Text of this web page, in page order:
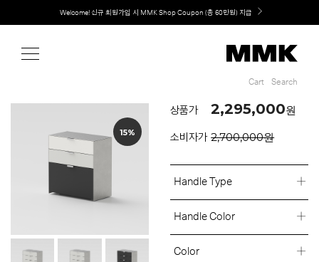
Welcome! 신규 회원가입 시 MMK Shop Coupon (총 60만원) 지급
MMK의 새로운 키친 디자인, EXTRUDE 익스트루드 라인 출시
Cart Search
15%
상품가 2,295,000원
소비자가 2,700,000원
Handle Type
Handle Color
Color